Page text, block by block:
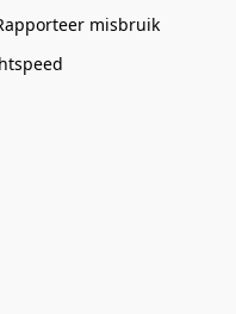
misbruik